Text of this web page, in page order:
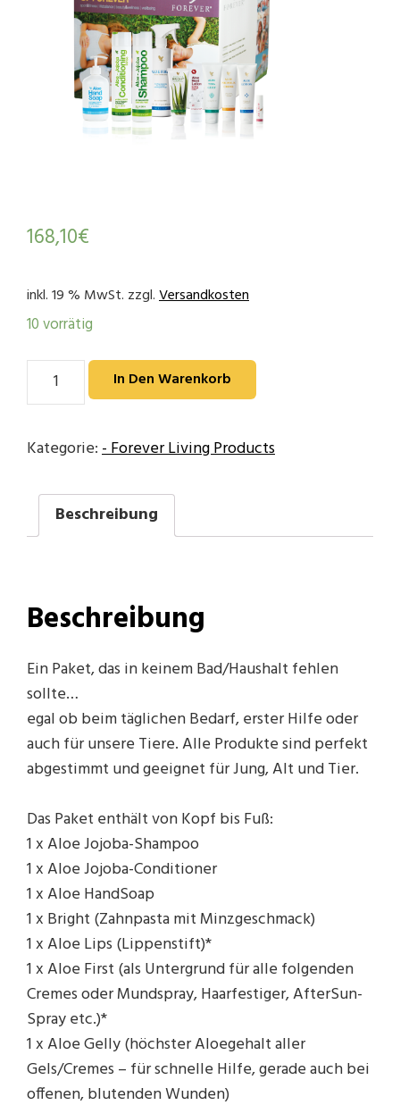
168,10€
inkl. 19 % MwSt. zzgl.Versandkosten
10 vorrätig
Forever
TestTouch
In Den Warenkorb
Kategorie:- Forever Living Products
Beschreibung
Beschreibung
Ein Paket, das in keinem Bad/Haushalt fehlen
sollte…
egal ob beim täglichen Bedarf, erster Hilfe oder
auch für unsere Tiere. Alle Produkte sind perfekt
abgestimmt und geeignet für Jung, Alt und Tier.
Das Paket enthält von Kopf bis Fuß:
1 x Aloe Jojoba-Shampoo
1 x Aloe Jojoba-Conditioner
1 x Aloe HandSoap
1 x Bright (Zahnpasta mit Minzgeschmack)
1 x Aloe Lips (Lippenstift)*
1 x Aloe First (als Untergrund für alle folgenden
Cremes oder Mundspray, Haarfestiger, AfterSun-
Spray etc.)*
1 x Aloe Gelly (höchster Aloegehalt aller
Gels/Cremes – für schnelle Hilfe, gerade auch bei
offenen, blutenden Wunden)